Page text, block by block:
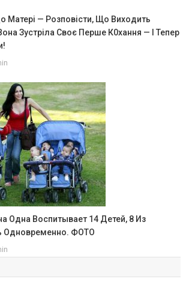
Матері — Розповісти, Що Виходить
Зустріла Своє Перше К0хання — І Тепер
Одна Воспитывает 14 Детей, 8 Из
Одновременно. ФОТО